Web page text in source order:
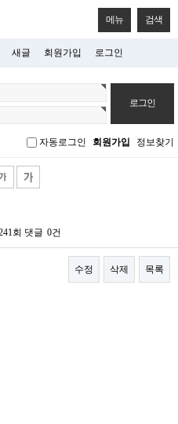
메뉴 검색
새글 회원가입 로그인
자동로그인 회원가입 정보찾기
회 댓글 0건
수정 삭제 목록